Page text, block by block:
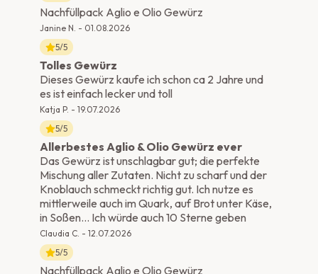
Nachfüllpack Aglio e Olio Gewürz
Janine N. - 01.08.2026
5/5
Tolles Gewürz
Dieses Gewürz kaufe ich schon ca 2 Jahre und
es ist einfach lecker und toll
Katja P. - 19.07.2026
5/5
Allerbestes Aglio & Olio Gewürz ever
Das Gewürz ist unschlagbar gut; die perfekte
Mischung aller Zutaten. Nicht zu scharf und der
Knoblauch schmeckt richtig gut. Ich nutze es
mittlerweile auch im Quark, auf Brot unter Käse,
in Soßen... Ich würde auch 10 Sterne geben
Claudia C. - 12.07.2026
5/5
Nachfüllpack Aglio e Olio Gewürz